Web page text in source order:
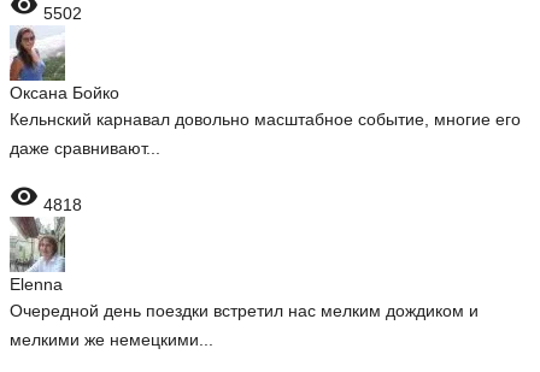
5502
Оксана Бойко
Кельнский карнавал довольно масштабное событие, многие его
даже сравнивают...
 4818
Elenna
Очередной день поездки встретил нас мелким дождиком и
мелкими же немецкими...